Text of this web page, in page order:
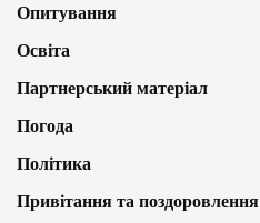
Опитування
Освіта
Партнерський матеріал
Погода
Політика
Привітання та поздоровлення